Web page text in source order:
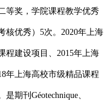
等奖，学院课程教学优秀
核优秀） 5次。 2020年上海
程建设项目 、 2015年上海
年上海高校市级精品课程
是期刊 Géotechnique、